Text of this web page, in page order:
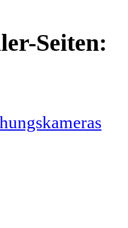
Seiten: